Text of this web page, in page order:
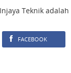
Teknik
FACEBOOK